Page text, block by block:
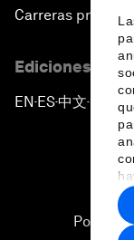
Carreras
Ediciones en
EN ▪ ES▪中文▪ 日本語
Política